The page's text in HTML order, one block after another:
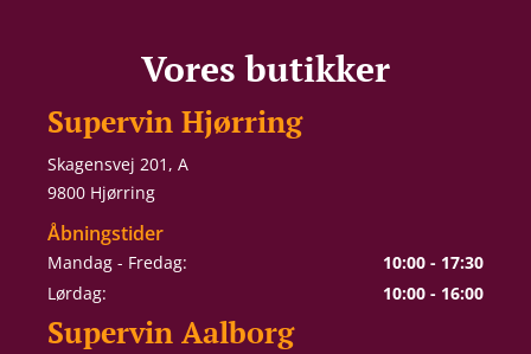
Vores butikker
Supervin Hjørring
Skagensvej 201, A
9800 Hjørring
Åbningstider
Mandag - Fredag:
10:00 - 17:30
Lørdag:
10:00 - 16:00
Supervin Aalborg